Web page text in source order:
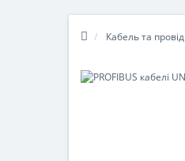
Кабель та провід